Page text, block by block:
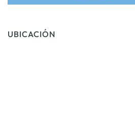
UBICACIÓN